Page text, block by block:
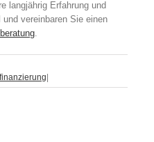
langjährig Erfahrung und
vereinbaren Sie einen
.